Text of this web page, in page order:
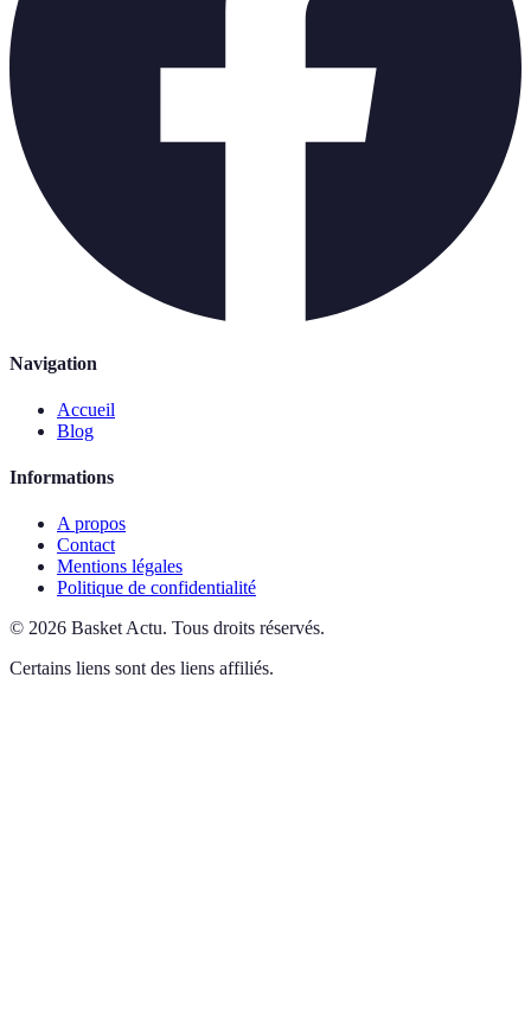
Navigation
Accueil
Blog
Informations
A propos
Contact
Mentions légales
Politique de confidentialité
© 2026 Basket Actu. Tous droits réservés.
Certains liens sont des liens affiliés.